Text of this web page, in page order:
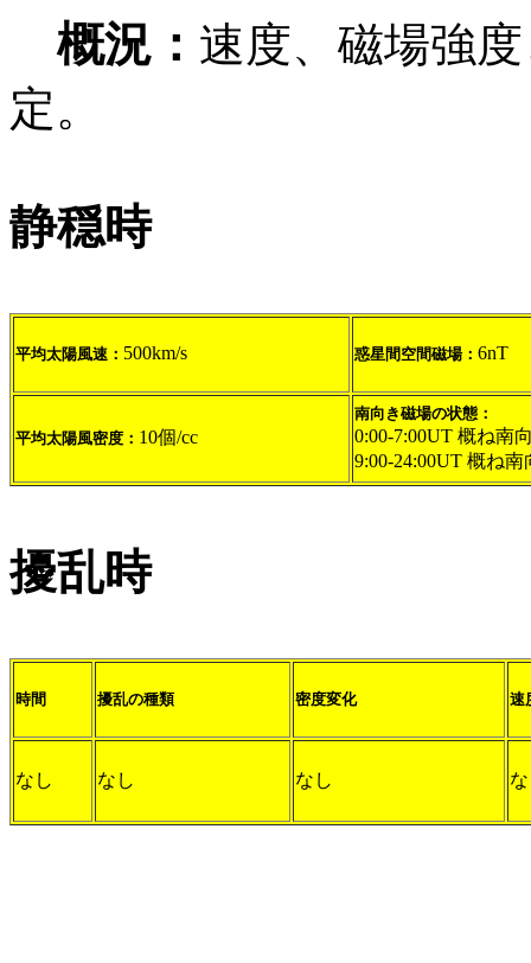
概況： 速度、磁場強
定。
静穏時
平均太陽風速： 500km/s 惑星間空間磁場： 6nT
平均太陽風密度： 10個/cc
南向き磁場の状態：
0:00-7:00UT 概ね南
9:00-24:00UT 概ね南
擾乱時
時間 擾乱の種類 密度変化 速
なし なし なし